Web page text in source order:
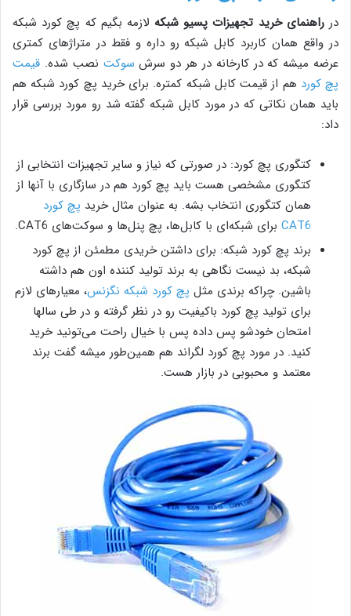
درراهنمای خرید تجهیزات پسیو شبکه لازمه بگیم که پچ کورد شبکه
در واقع همان کاربرد کابل شبکه رو داره و فقط در متراژهای کمتری
عرضه میشه که در کارخانه در هر دو سرش سوکت نصب شده. قیمت
پچ کورد هم از قیمت کابل شبکه کمتره. برای خرید پچ کورد شبکه هم
باید همان نکاتی که در مورد کابل شبکه گفته شد رو مورد بررسی قرار
داد:
کتگوری پچ کورد: در صورتی که نیاز و سایر تجهیزات انتخابی از
کتگوری مشخصی هست باید پچ کورد هم در سازگاری با آنها از
همان کتگوری انتخاب بشه. به عنوان مثال خرید پچ کورد
CAT6 برای شبکه‌ای با کابل‌ها، پچ پنل‌ها و سوکت‌های CAT6.
برند پچ کورد شبکه: برای داشتن خریدی مطمئن از پچ کورد
شبکه، بد نیست نگاهی به برند تولید کننده اون هم داشته
باشین. چراکه برندی مثل پچ کورد شبکه نگزنس، معیارهای لازم
برای تولید پچ کورد باکیفیت رو در نظر گرفته و در طی سالها
امتحان خودشو پس داده پس با خیال راحت می‌تونید خرید
کنید. در مورد پچ کورد لگراند هم همین‌طور میشه گفت برند
معتمد و محبوبی در بازار هست.